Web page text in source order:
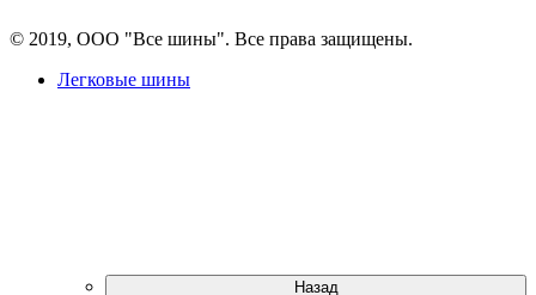
© 2019, ООО "Все шины". Все права защищены.
Легковые шины
Назад